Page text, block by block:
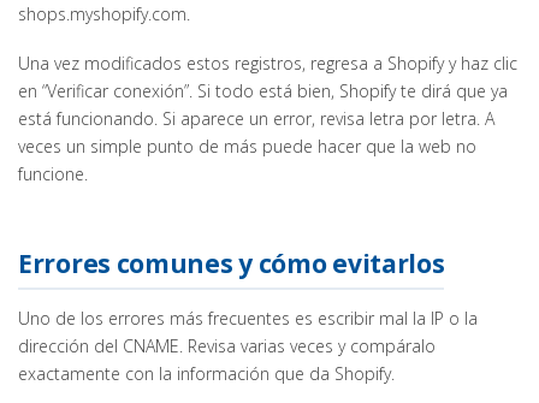
shops.myshopify.com.
Una vez modificados estos registros, regresa a Shopify y haz clic
en “Verificar conexión”. Si todo está bien, Shopify te dirá que ya
está funcionando. Si aparece un error, revisa letra por letra. A
veces un simple punto de más puede hacer que la web no
funcione.
Errores comunes y cómo evitarlos
Uno de los errores más frecuentes es escribir mal la IP o la
dirección del CNAME. Revisa varias veces y compáralo
exactamente con la información que da Shopify.